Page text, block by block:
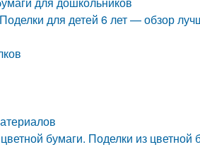
для детей 6 лет — обзор
бумаги. Поделки из цветной